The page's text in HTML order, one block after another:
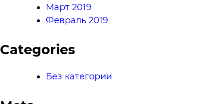
Март 2019
Февраль 2019
Categories
Без категории